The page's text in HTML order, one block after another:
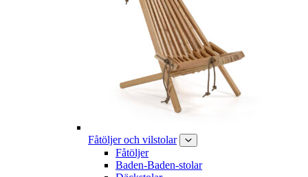
Fåtöljer och vilstolar
Fåtöljer
Baden-Baden-stolar